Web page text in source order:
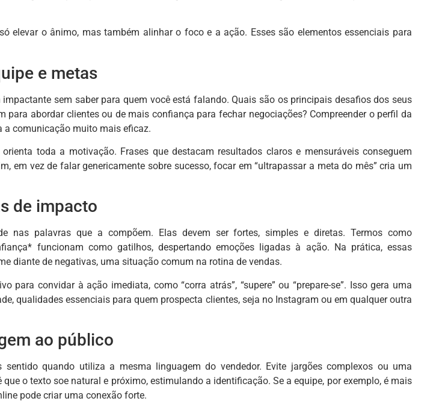
elevar o ânimo, mas também alinhar o foco e a ação. Esses são elementos essenciais para
e metas
sem saber para quem você está falando. Quais são os principais desafios dos seus
para abordar clientes ou de mais confiança para fechar negociações? Compreender o perfil da
a comunicação muito mais eficaz.
toda a motivação. Frases que destacam resultados claros e mensuráveis conseguem
em vez de falar genericamente sobre sucesso, focar em “ultrapassar a meta do mês” cria um
de impacto
nas palavras que a compõem. Elas devem ser fortes, simples e diretas. Termos como
funcionam como gatilhos, despertando emoções ligadas à ação. Na prática, essas
diante de negativas, uma situação comum na rotina de vendas.
para convidar à ação imediata, como “corra atrás”, “supere” ou “prepare-se”. Isso gera uma
qualidades essenciais para quem prospecta clientes, seja no Instagram ou em qualquer outra
ao público
quando utiliza a mesma linguagem do vendedor. Evite jargões complexos ou uma
o texto soe natural e próximo, estimulando a identificação. Se a equipe, por exemplo, é mais
pode criar uma conexão forte.